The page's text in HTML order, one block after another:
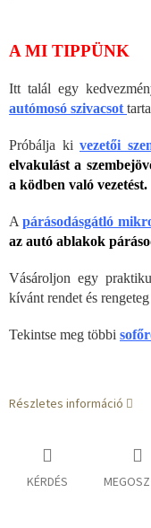
A MI TIPPÜNK
Itt talál egy
autómosó szivacsot
Próbálja ki vezetői
elvakulást a
a ködben való vezetést.
Apárásodásgátló
az autó ablakok
Vásároljon egy
kívánt rendet és
Tekintse meg többi
Részletes információ
KÉRDÉS